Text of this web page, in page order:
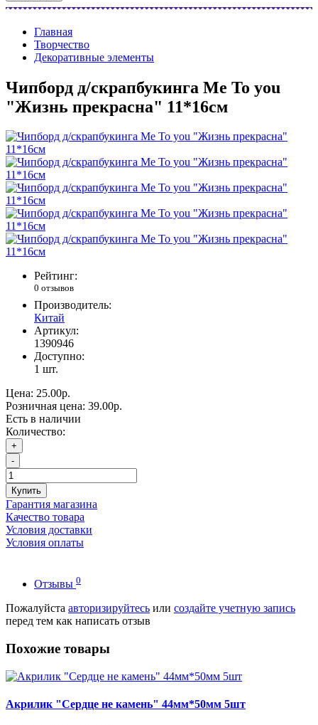
Главная
Творчество
Декоративные элементы
Чипборд д/скрапбукинга Me To you
"Жизнь прекрасна" 11*16см
Рейтинг:
0 отзывов
Производитель:
Китай
Артикул:
1390946
Доступно:
1 шт.
Цена: 25.00р.
Розничная цена: 39.00р.
Есть в наличии
Количество:
+
-
Купить
Гарантия магазина
Качество товара
Условия доставки
Условия оплаты
Отзывы 0
Пожалуйста авторизируйтесь или создайте учетную запись
перед тем как написать отзыв
Похожие товары
Акрилик "Сердце не камень" 44мм*50мм 5шт